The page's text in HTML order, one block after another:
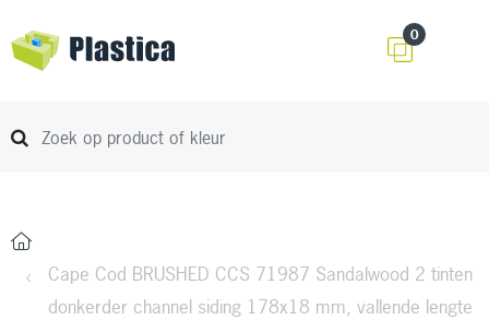
0
Cape Cod BRUSHED CCS 71987 Sandalwood 2 tinten
donkerder channel siding 178x18 mm, vallende lengte